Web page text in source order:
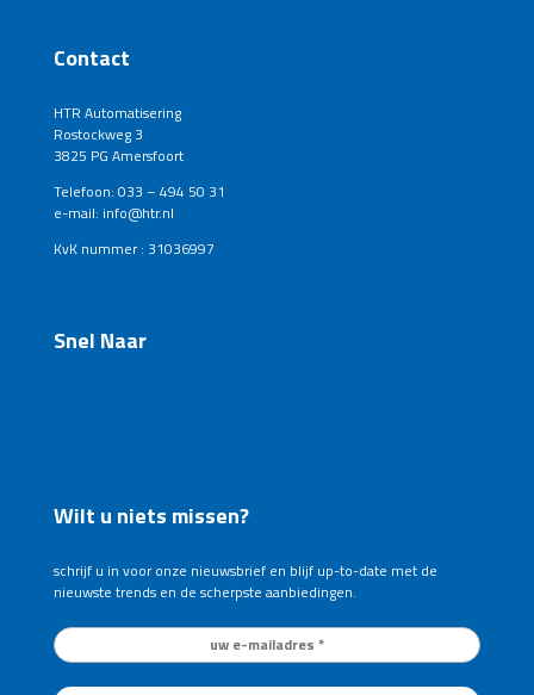
Contact
HTR Automatisering
Rostockweg 3
3825 PG Amersfoort
Telefoon: 033 – 494 50 31
e-mail: info@htr.nl
KvK nummer : 31036997
Snel Naar
Wilt u niets missen?
schrijf u in voor onze nieuwsbrief en blijf up-to-date met de
nieuwste trends en de scherpste aanbiedingen.